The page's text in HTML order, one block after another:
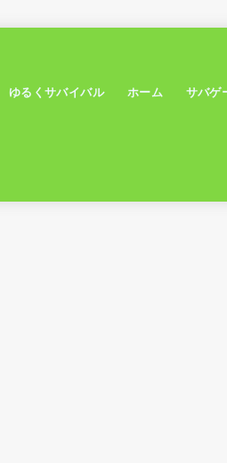
ゆるくサバイバル ホーム サバゲ